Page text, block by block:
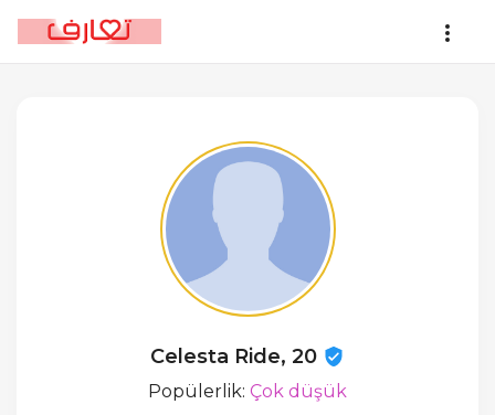
Celesta Ride, 20
Popülerlik: Çok düşük